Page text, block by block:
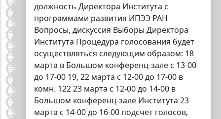
должность Директора Института с
программами развития ИПЭЭ РАН
Вопросы, дискуссия Выборы Директора
Института Процедура голосования будет
осуществляться следующим образом: 18
марта в Большом конференц-зале с 13-00
до 17-00 19, 22 марта с 12-00 до 17-00 в
комн. 122 23 марта с 12-00 до 14-00 в
Большом конференц-зале Института 23
марта с 14-00 до 16-00 подсчет голосов,